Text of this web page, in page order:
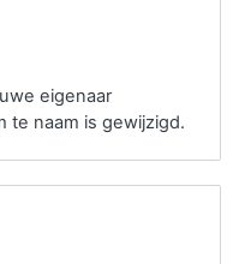
eigenaar
te naam is gewijzigd.